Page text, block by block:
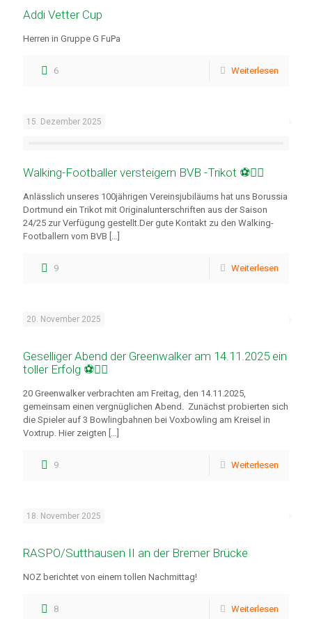
Addi Vetter Cup
Herren in Gruppe G FuPa
6 Weiterlesen
15. Dezember 2025
Walking-Footballer versteigern BVB -Trikot ⚽🚶‍♂️
Anlässlich unseres 100jährigen Vereinsjubiläums hat uns Borussia
Dortmund ein Trikot mit Originalunterschriften aus der Saison
24/25 zur Verfügung gestellt.Der gute Kontakt zu den Walking-
Footballern vom BVB […]
9 Weiterlesen
20. November 2025
Geselliger Abend der Greenwalker am 14.11.2025 ein
toller Erfolg ⚽🚶‍♂️
20 Greenwalker verbrachten am Freitag, den 14.11.2025,
gemeinsam einen vergnüglichen Abend. Zunächst probierten sich
die Spieler auf 3 Bowlingbahnen bei Voxbowling am Kreisel in
Voxtrup. Hier zeigten […]
9 Weiterlesen
18. November 2025
RASPO/Sutthausen II an der Bremer Brücke
NOZ berichtet von einem tollen Nachmittag!
8 Weiterlesen